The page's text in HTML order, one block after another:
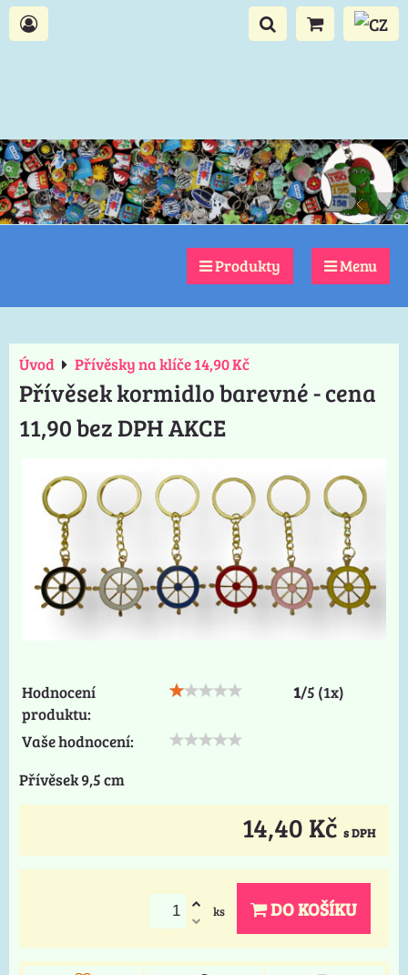
Produkty Menu
Úvod Přívěsky na klíče 14,90 Kč
Přívěsek kormidlo barevné - cena
11,90 bez DPH AKCE
Hodnocení
produktu:
1/5 (1x)
Vaše hodnocení:
Přívěsek 9,5 cm
14,40 Kč s DPH
ks DO KOŠÍKU